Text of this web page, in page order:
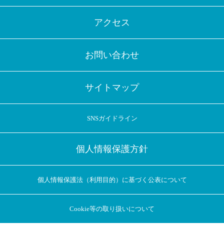
アクセス
お問い合わせ
サイトマップ
SNSガイドライン
個人情報保護方針
個人情報保護法（利用目的）に基づく公表について
Cookie等の取り扱いについて